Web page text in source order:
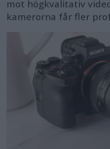
mot högkvalitativ
kamerorna får fler